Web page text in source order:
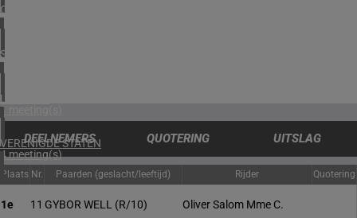
OOSTENRIJK
1 meeting(s)
SPANJE
1 meeting(s)
URUGUAY
1 meeting(s)
VERENIGDE STATEN
4 meeting(s)
DEELNEMERS QUOTERING UITSLAG
Plaats Nr. Paarden (geslacht/leeftijd) Rijder Quotering
1e 11 GYBOR WELL (R/10) Oliver Salom Mme C.